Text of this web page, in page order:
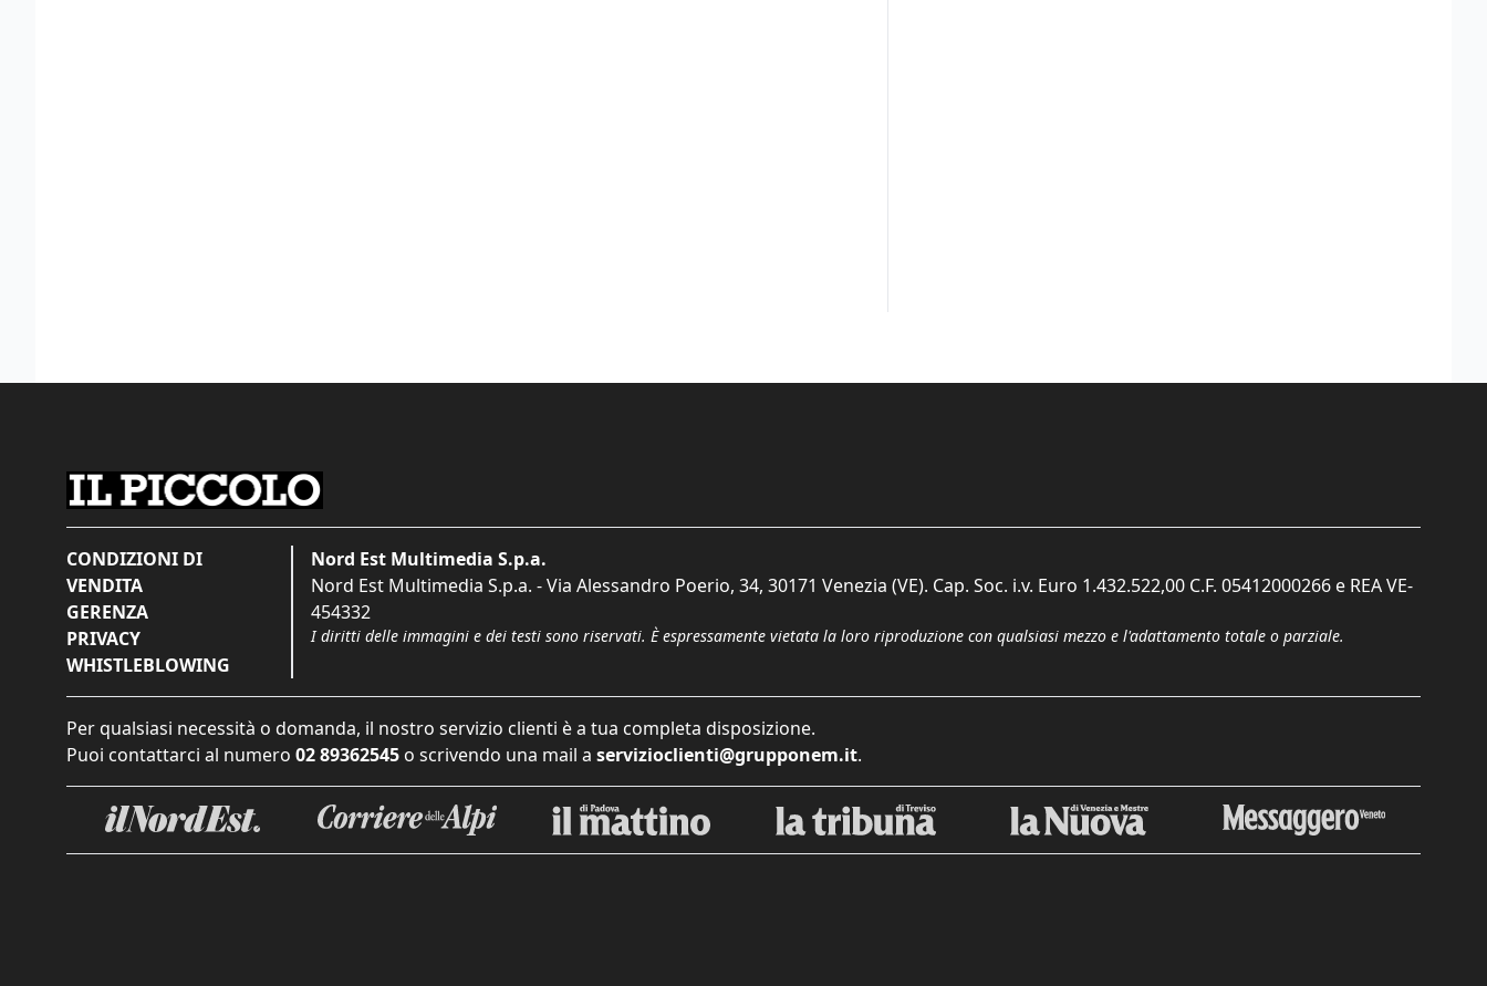
CONDIZIONI DI
VENDITA
GERENZA
PRIVACY
WHISTLEBLOWING
Nord Est Multimedia S.p.a.
Nord Est Multimedia S.p.a. - Via Alessandro Poerio, 34, 30171 Venezia (VE). Cap. Soc. i.v. Euro 1.432.522,00 C.F. 05412000266 e REA VE-
454332
I diritti delle immagini e dei testi sono riservati. È espressamente vietata la loro riproduzione con qualsiasi mezzo e l'adattamento totale o parziale.
Per qualsiasi necessità o domanda, il nostro servizio clienti è a tua completa disposizione.
Puoi contattarci al numero 02 89362545 o scrivendo una mail a servizioclienti@grupponem.it.